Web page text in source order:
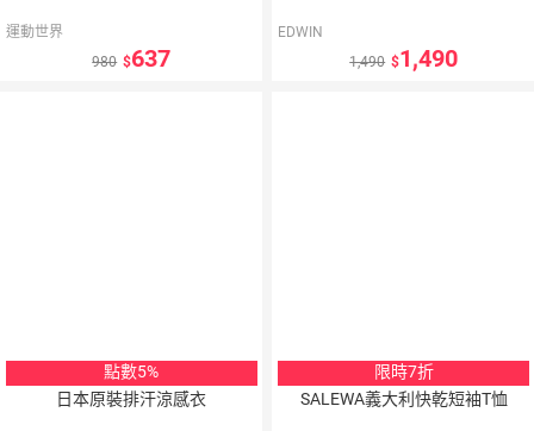
運動世界
980
637
EDWIN
1,490
1,490
點數5%
日本原裝排汗涼感衣
限時7折
SALEWA義大利快乾短袖T恤